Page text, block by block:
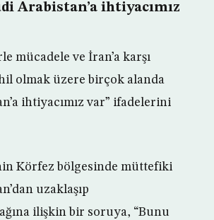
Arabistan’a ihtiyacımız
mücadele ve İran’a karşı
olmak üzere birçok alanda
ihtiyacımız var” ifadelerini
Körfez bölgesinde müttefiki
uzaklaşıp
ilişkin bir soruya, “Bunu